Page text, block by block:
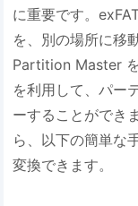
に重要です。
を、別の場所に移
Partition Master
を利用して、パー
ーすることができ
ら、以下の簡単な
変換できます。